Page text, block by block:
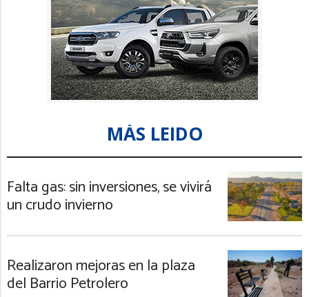
MÁS LEIDO
Falta gas: sin inversiones, se vivirá
un crudo invierno
Realizaron mejoras en la plaza
del Barrio Petrolero